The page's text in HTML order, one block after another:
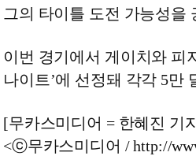
그의 타이틀 도전 가능성을
이번 경기에서 게이치와 피
나이트’에 선정돼 각각 5만
[무카스미디어 = 한혜진 기
<ⓒ무카스미디어 / http://